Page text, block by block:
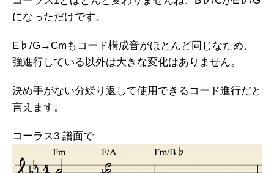
になっただけです。
E♭/G→Cmもコード構成音がほとんど同じなため、
強進行している以外は大きな変化はありません。
決め手がない分繰り返して使用できるコード進行だと
言えます。
コーラス3 譜面で